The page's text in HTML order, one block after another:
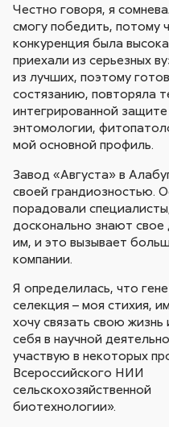
Честно говоря, я
смогу победить, потому
конкуренция была
приехали из серьезных
из лучших, поэтому
состязанию, повторяла
интегрированной
энтомологии,
мой основной профиль.
Завод «Августа» в
своей грандиозностью.
порадовали
досконально знают свое
им, и это вызывает
компании.
Я определилась, что
селекция – моя стихия,
хочу связать свою
себя в научной
участвую в некоторых
Всероссийского НИИ
сельскохозяйственной
биотехнологии».